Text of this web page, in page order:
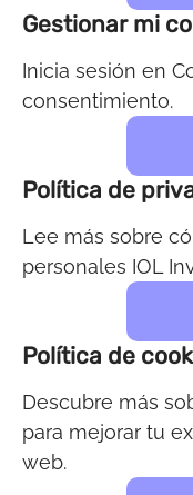
Gestionar mi
Inicia sesión en
consentimiento.
Política de
Lee más sobre
personales IOL
Política de
Descubre más
para mejorar tu
web.